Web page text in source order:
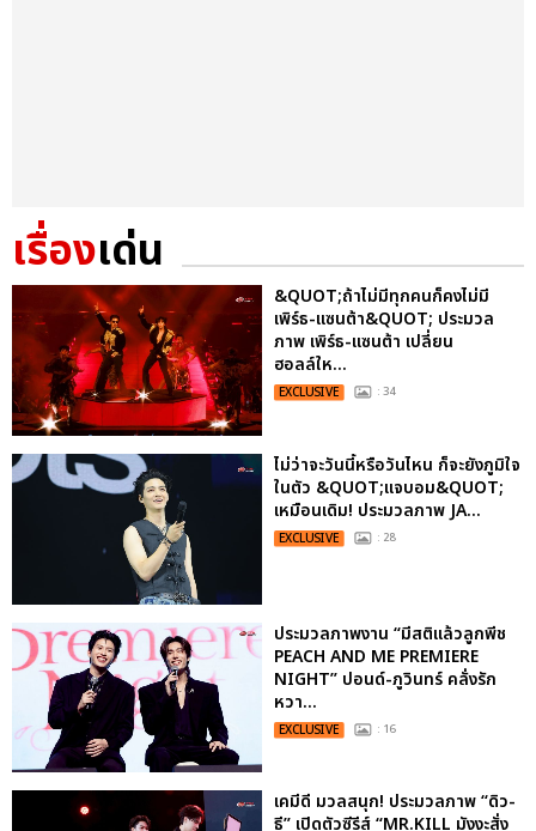
เรื่องเด่น
&QUOT;ถ้าไม่มีทุกคนก็คงไม่มี
เพิร์ธ-แซนต้า&QUOT; ประมวล
ภาพ เพิร์ธ-แซนต้า เปลี่ยน
ฮอลล์ให...
EXCLUSIVE : 34
ไม่ว่าจะวันนี้หรือวันไหน ก็จะยังภูมิใจ
ในตัว &QUOT;แจบอม&QUOT;
เหมือนเดิม! ประมวลภาพ JA...
EXCLUSIVE : 28
ประมวลภาพงาน “มีสติแล้วลูกพีช
PEACH AND ME PREMIERE
NIGHT” ปอนด์-ภูวินทร์ คลั่งรัก
หวา...
EXCLUSIVE : 16
เคมีดี มวลสนุก! ประมวลภาพ “ดิว-
ธี” เปิดตัวซีรีส์ “MR.KILL มังงะสั่ง